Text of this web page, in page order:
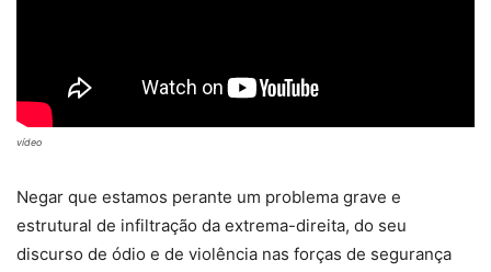
vídeo
Negar que estamos perante um problema grave e
estrutural de infiltração da extrema-direita, do seu
discurso de ódio e de violência nas forças de segurança